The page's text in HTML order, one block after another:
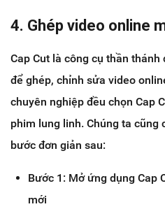
4. Ghép video online
Cap Cut là công cụ thần
để ghép, chỉnh sửa video
chuyên nghiệp đều chọn Cap
phim lung linh. Chúng ta cũng
bước đơn giản sau:
Bước 1: Mở ứng dụng Cap
mới